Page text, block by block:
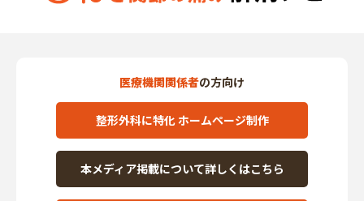
医療機関関係者の方向け
整形外科に特化 ホームページ制作
本メディア掲載について詳しくはこちら